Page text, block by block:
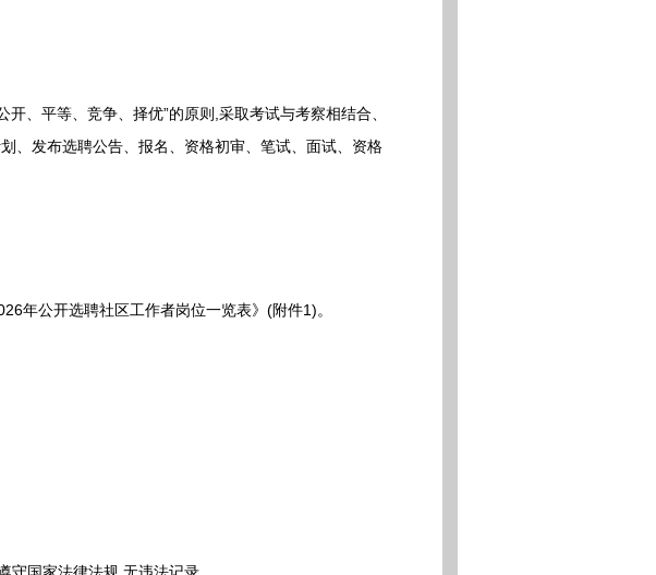
平等、竞争、择优”的原则,采取考试与考察相结合、
、发布选聘公告、报名、资格初审、笔试、面试、资格
公开选聘社区工作者岗位一览表》(附件1)。